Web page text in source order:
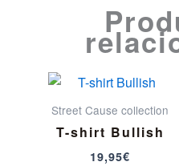
Street Cause collection
T-shirt Bullish
19,95€